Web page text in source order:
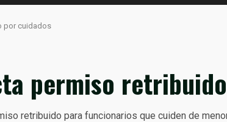
por cuidados
permiso
retribuido para funcionarios que cuiden de